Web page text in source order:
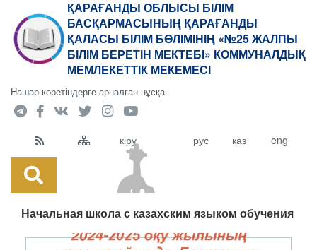
ҚАРАҒАНДЫ ОБЛЫСЫ БІЛІМ
БАСҚАРМАСЫНЫҢ ҚАРАҒАНДЫ
ҚАЛАСЫ БІЛІМ БӨЛІМІНІҢ «№25 ЖАЛПЫ
БІЛІМ БЕРЕТІН МЕКТЕБІ» КОММУНАЛДЫҚ
МЕМЛЕКЕТТІК МЕКЕМЕСІ
Нашар көретіндерге арналған нұсқа
кіру рус каз eng
Начальная школа с казахским языком обучения